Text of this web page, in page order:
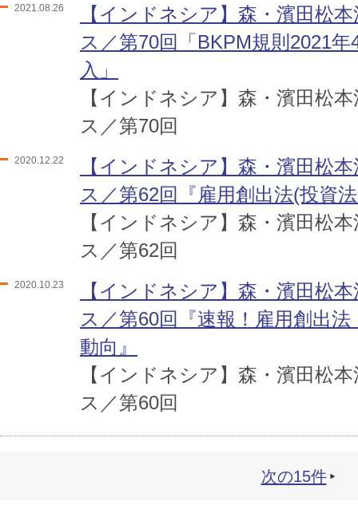
2021.08.26
【インドネシア】森・濱田松
ス／第70回「BKPM規則2021
入」
【インドネシア】森・濱田松
ス／第70回
2020.12.22
【インドネシア】森・濱田松
ス／第62回『雇用創出法(投資
【インドネシア】森・濱田松
ス／第62回
2020.10.23
【インドネシア】森・濱田松
ス／第60回『速報！雇用創出
動向』
【インドネシア】森・濱田松
ス／第60回
次の15件